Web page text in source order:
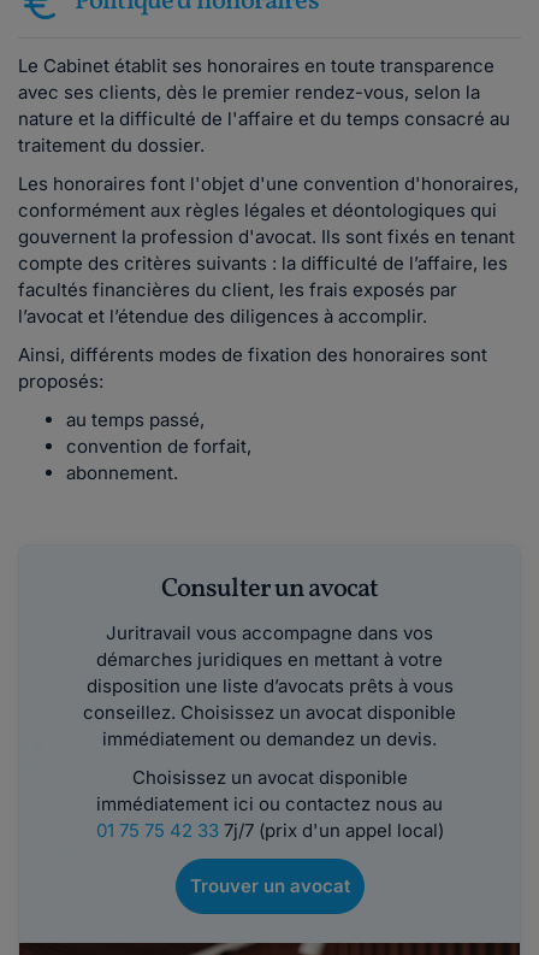
Le Cabinet établit ses honoraires en toute transparence
avec ses clients, dès le premier rendez-vous, selon la
nature et la difficulté de l'affaire et du temps consacré au
traitement du dossier.
Les honoraires font l'objet d'une convention d'honoraires,
conformément aux règles légales et déontologiques qui
gouvernent la profession d'avocat. Ils sont fixés en tenant
compte des critères suivants : la difficulté de l’affaire, les
facultés financières du client, les frais exposés par
l’avocat et l’étendue des diligences à accomplir.
Ainsi, différents modes de fixation des honoraires sont
proposés:
au temps passé,
convention de forfait,
abonnement.
Consulter un avocat
Juritravail vous accompagne dans vos
démarches juridiques en mettant à votre
disposition une liste d’avocats prêts à vous
conseillez. Choisissez un avocat disponible
immédiatement ou demandez un devis.
Choisissez un avocat disponible
immédiatement ici ou contactez nous au
01 75 75 42 337j/7 (prix d'un appel local)
Trouver un avocat